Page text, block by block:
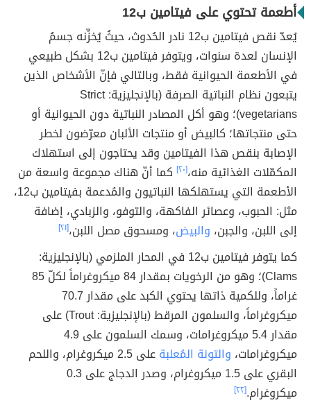
أطعمة تحتوي على فيتامين ب12
يُعدّ نقص فيتامين ب12 نادر الحُدوث، حيثُ يُخزِّنه جسمُ
الإنسان لعدة سنوات، ويتوفر فيتامين ب12 بشكل طبيعي
في الأطعمة الحيوانية فقط، وبالتالي فإنّ الأشخاص الذين
يتبعون نظام النباتية الصرفة (بالإنجليزية: Strict
vegetarians)؛ وهو أكل المصادر النباتية دون الحيوانية أو
حتى منتجاتها؛ كالبيض أو منتجات الألبان معرّضون لخطر
الإصابة بنقص هذا الفيتامين وقد يحتاجون إلى استهلاك
المكمّلات الغذائية منه،[٢٠]
كما أنّ هناك مجموعة واسعة من
الأطعمة التي يستهلكها النباتيون والمُدعمة بفيتامين ب12،
مثل: الحبوب، وعصائر الفاكهة، والتوفو، والزبادي، إضافة
إلى اللبن، والجبن، والبيض، ومسحوق مصل اللبن،[٢١]
كما يتوفر فيتامين ب12 في المحار الملزمي (بالإنجليزية:
Clams)؛ وهو من الرخويات بمقدار 84 ميكروغراماً لكلّ 85
غراماً، وللكمية ذاتها يحتوي الكبد على مقدار 70.7
ميكروغراماً، والسلمون المرقط (بالإنجليزية: Trout) على
مقدار 5.4 ميكروغرامات، وسمك السلمون على 4.9
ميكروغرامات، والتونة المُعلبة
على 2.5 ميكروغرام، واللحم
البقري على 1.5 ميكروغرام، وصدر الدجاج على 0.3
ميكروغرام.[٢٢]